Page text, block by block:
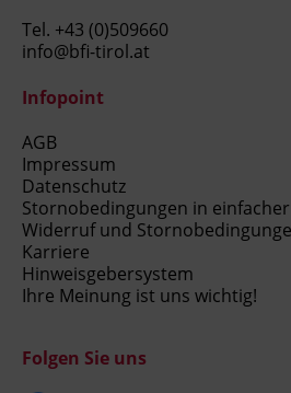
Tel. +43 (0)509660
info@bfi-tirol.at
Infopoint
AGB
Impressum
Datenschutz
Stornobedingungen in
Widerruf und
Karriere
Hinweisgebersystem
Ihre Meinung ist uns wichtig!
Folgen Sie uns